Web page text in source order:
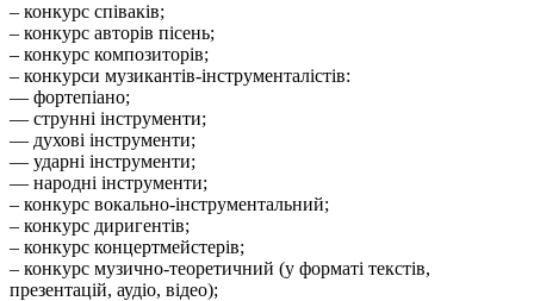
– конкурс співаків;
– конкурс авторів пісень;
– конкурс композиторів;
– конкурси музикантів-інструменталістів:
–– фортепіано;
–– струнні інструменти;
–– духові інструменти;
–– ударні інструменти;
–– народні інструменти;
– конкурс вокально-інструментальний;
– конкурс диригентів;
– конкурс концертмейстерів;
– конкурс музично-теоретичний (у форматі текстів,
презентацій, аудіо, відео);